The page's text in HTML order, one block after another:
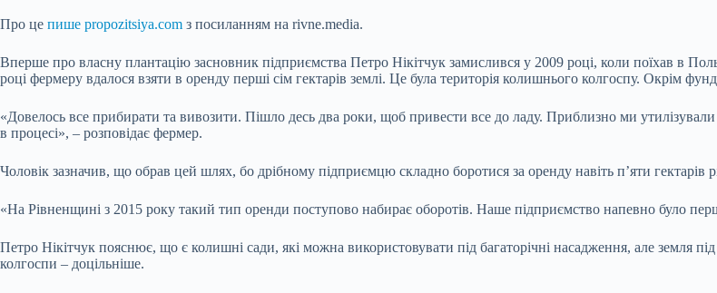
Про це пише propozitsiya.com з посиланням на rivne.media.
Вперше про власну плантацію засновник підприємства Петро Нікітчук замислився у 2009 році, коли поїхав в
році фермеру вдалося взяти в оренду перші сім гектарів землі. Це була територія колишнього колгоспу. Окрім
«Довелось все прибирати та вивозити. Пішло десь два роки, щоб привести все до ладу. Приблизно ми
в процесі», – розповідає фермер.
Чоловік зазначив, що обрав цей шлях, бо дрібному підприємцю складно боротися за оренду навіть п’яти гектарів
«На Рівненщині з 2015 року такий тип оренди поступово набирає оборотів. Наше підприємство напевно було
Петро Нікітчук пояснює, що є колишні сади, які можна використовувати під багаторічні насадження, але земля
колгоспи – доцільніше.